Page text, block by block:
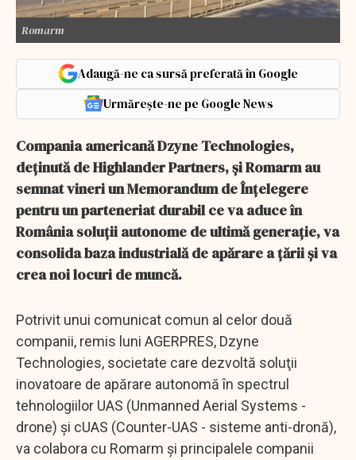
Romarm
Adaugă-ne ca sursă preferată în Google
Urmărește-ne pe Google News
Compania americană Dzyne Technologies,
deţinută de Highlander Partners, şi Romarm au
semnat vineri un Memorandum de Înţelegere
pentru un parteneriat durabil ce va aduce în
România soluţii autonome de ultimă generaţie, va
consolida baza industrială de apărare a ţării şi va
crea noi locuri de muncă.
Potrivit unui comunicat comun al celor două
companii, remis luni AGERPRES, Dzyne
Technologies, societate care dezvoltă soluţii
inovatoare de apărare autonomă în spectrul
tehnologiilor UAS (Unmanned Aerial Systems -
drone) şi cUAS (Counter-UAS - sisteme anti-dronă),
va colabora cu Romarm şi principalele companii